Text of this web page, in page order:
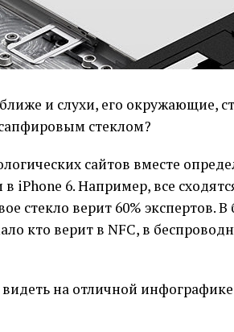
и слухи, его окружающие,
стеклом?
сайтов вместе
iPhone 6. Например, все
стекло верит 60% экспертов. В
кто верит в NFC, в
на отличной